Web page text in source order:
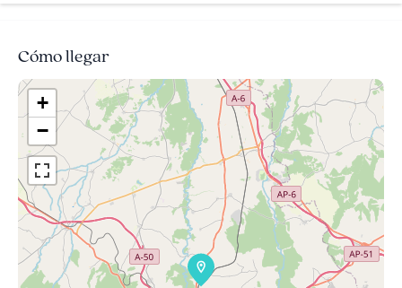
Cómo llegar
+
−